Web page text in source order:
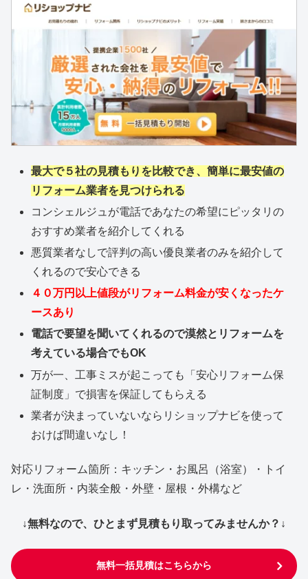
最大で５社の見積もりを比較でき、簡単に最安値の
リフォーム業者を見つけられる
コンシェルジュが電話であなたの希望にピッタリの
おすすめ業者を紹介してくれる
悪質業者なしで評判の高い優良業者のみを紹介して
くれるので安心できる
４０万円以上値段がリフォーム料金が安くなったケ
ースあり
電話で要望を聞いてくれるので漠然とリフォームを
考えている場合でもOK
万が一、工事ミスが起こっても「安心リフォーム保
証制度」で損害を保証してもらえる
業者が決まっていないならリショップナビを使って
おけば間違いなし！
対応リフォーム箇所：キッチン・お風呂（浴室）・トイ
レ・洗面所・内装全般・外壁・屋根・外構など
↓無料なので、ひとまず見積もり取ってみませんか？↓
無料一括見積はこちらから